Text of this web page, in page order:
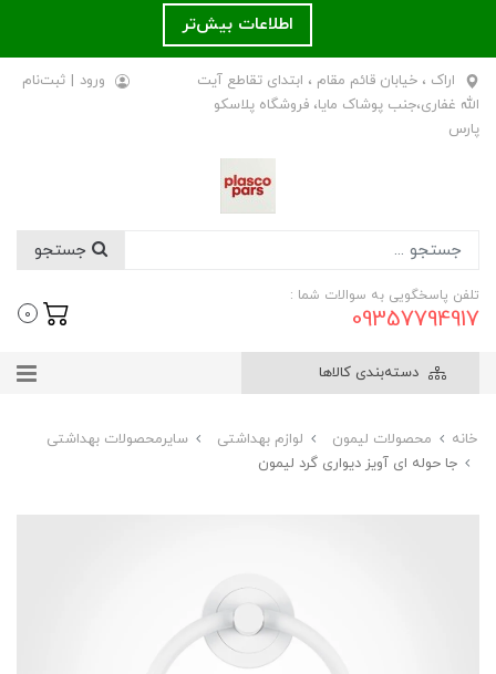
اطلاعات بیش‌تر
اراک ، خیابان قائم مقام ، ابتدای تقاطع آیت
الله غفاری،جنب پوشاک مایا، فروشگاه پلاسکو
پارس
ورود | ثبت‌نام
تلفن پاسخگویی به سوالات شما :
09357794917
0
دسته‌بندی کالاها
خانه محصولات لیمون لوازم بهداشتی
سایرمحصولات بهداشتی
جا حوله ای آویز دیواری گرد لیمون